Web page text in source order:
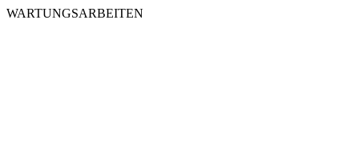
WARTUNGSARBEITEN